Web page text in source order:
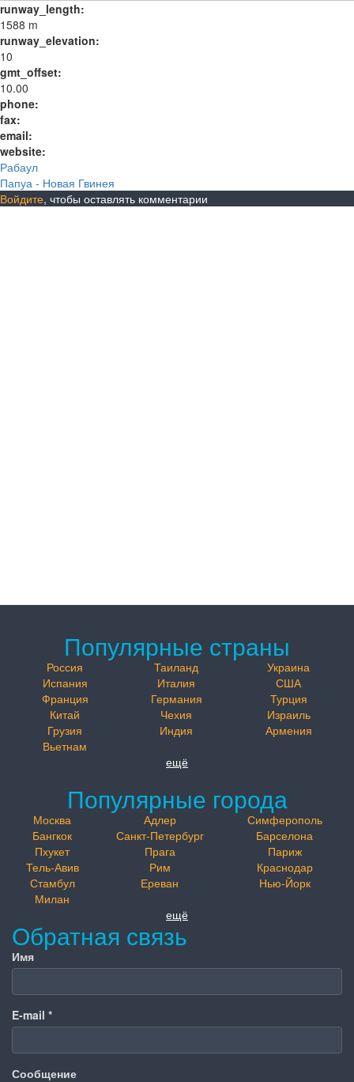
runway_length:
1588 m
runway_elevation:
10
gmt_offset:
10.00
phone:
fax:
email:
website:
Рабаул
Папуа - Новая Гвинея
Войдите, чтобы оставлять комментарии
Популярные страны
Россия Таиланд
Украина
Испания
Италия
США
Франция
Германия
Турция
Китай
Чехия
Израиль
Грузия
Индия
Армения
Вьетнам
ещё
Популярные города
Москва Адлер
Симферополь
Бангкок
Санкт-Петербург
Барселона
Пхукет
Прага
Париж
Тель-Авив
Рим
Краснодар
Стамбул
Ереван
Нью-Йорк
Милан
ещё
Обратная связь
Имя
E-mail *
Сообщение